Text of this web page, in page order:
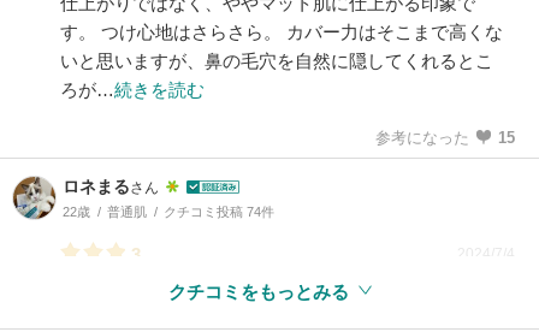
す。 つけ心地はさらさら。 カバー力はそこまで高くな
いと思いますが、鼻の毛穴を自然に隠してくれるとこ
ろが…続きを読む
参考になった 15
ロネまるさん
22歳 普通肌 クチコミ投稿 74件
3 2024/7/4
クチコミをもっとみる